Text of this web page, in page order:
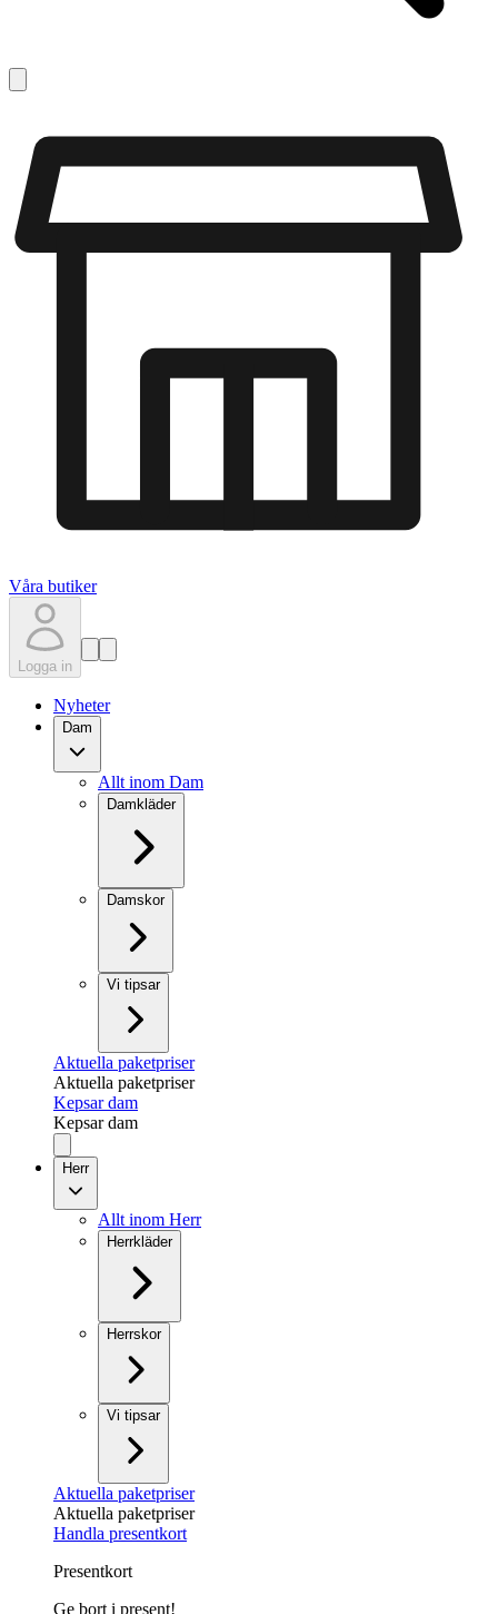
Våra butiker
Logga in
Nyheter
Dam
Allt inom Dam
Damkläder
Damskor
Vi tipsar
Aktuella paketpriser
Aktuella paketpriser
Kepsar dam
Kepsar dam
Herr
Allt inom Herr
Herrkläder
Herrskor
Vi tipsar
Aktuella paketpriser
Aktuella paketpriser
Handla presentkort
Presentkort
Ge bort i present!